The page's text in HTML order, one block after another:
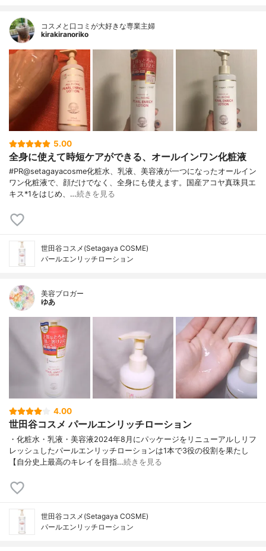
コスメと口コミが大好きな専業主婦
kirakiranoriko
5.00
全身に使えて時短ケアができる、オールインワン化粧液
#PR@setagayacosme化粧水、乳液、美容液が一つになったオールイン
ワン化粧液で、顔だけでなく、全身にも使えます。国産アコヤ真珠貝エ
キス*1をはじめ、…続きを見る
世田谷コスメ(Setagaya COSME)
パールエンリッチローション
美容ブロガー
ゆあ
4.00
世田谷コスメ パールエンリッチローション
・化粧水・乳液・美容液2024年8月にパッケージをリニューアルしリフ
レッシュしたパールエンリッチローションは1本で3役の役割を果たし
【自分史上最高のキレイを目指…続きを見る
世田谷コスメ(Setagaya COSME)
パールエンリッチローション